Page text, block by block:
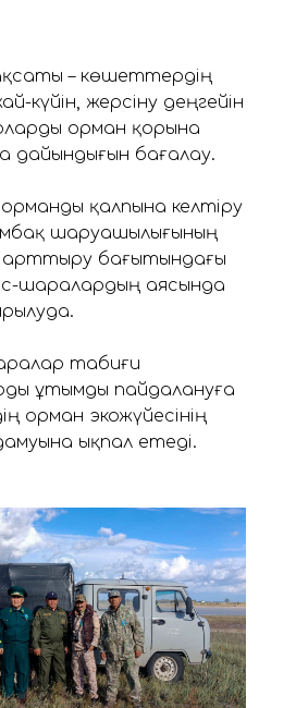
– көшеттердің
күйін, жерсіну деңгейін
орман қорына
дайындығын бағалау.
қалпына келтіру
шаруашылығының
арттыру бағытындағы
шаралардың аясында
табиғи
ұтымды пайдалануға
орман экожүйесінің
ықпал етеді.